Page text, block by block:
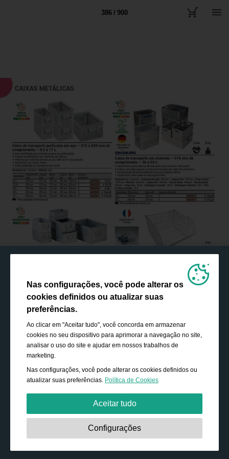
386 / 900
Nas configurações, você pode alterar os
cookies definidos ou atualizar suas
preferências.
Ao clicar em "Aceitar tudo", você concorda em armazenar
cookies no seu dispositivo para aprimorar a navegação no site,
analisar o uso do site e ajudar em nossos trabalhos de
marketing.
Nas configurações, você pode alterar os cookies definidos ou
atualizar suas preferências. Política de Cookies
Aceitar tudo
Estritamente necessário:
Os cookies são essenciais para
ativar funcionalidades básicas, como navegação,
Configurações